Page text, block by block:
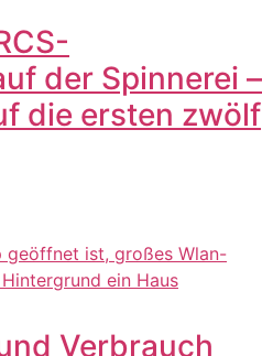
der Spinnerei –
die ersten zwölf
Verbrauch